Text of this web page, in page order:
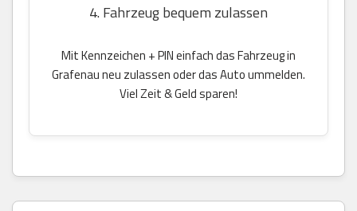
4. Fahrzeug bequem zulassen
Mit Kennzeichen + PIN einfach das Fahrzeug in
Grafenau neu zulassen oder das Auto ummelden.
Viel Zeit & Geld sparen!